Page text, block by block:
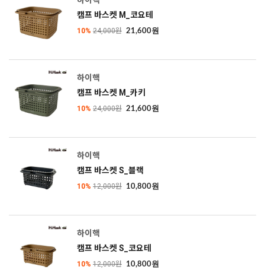
캠프 바스켓 M_코요테
10% 24,000원 21,600원
하이핵
캠프 바스켓 M_카키
10% 24,000원 21,600원
하이핵
캠프 바스켓 S_블랙
10% 12,000원 10,800원
하이핵
캠프 바스켓 S_코요테
10% 12,000원 10,800원